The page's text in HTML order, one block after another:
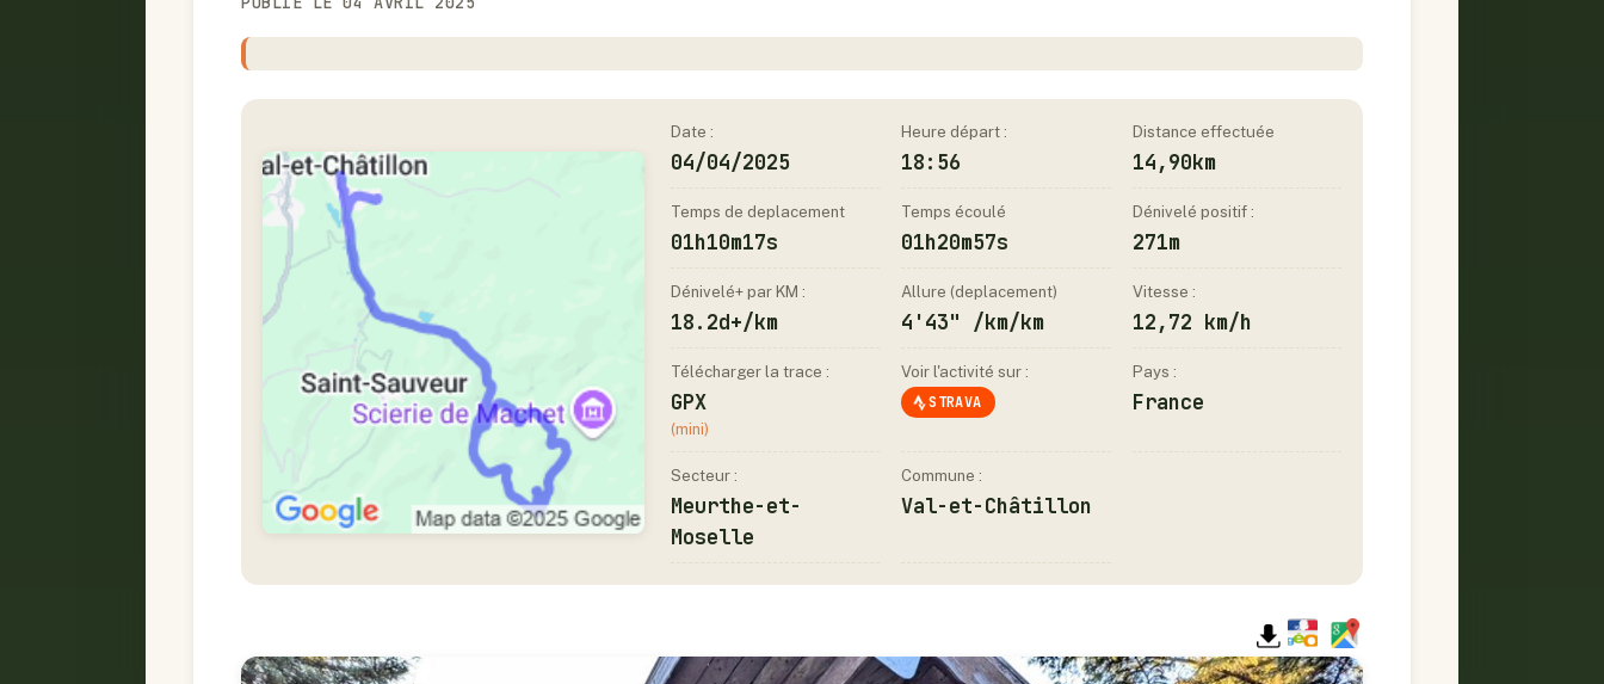
Date :
04/04/2025
Heure départ :
18:56
Distance effectuée
14,90km
Temps de deplacement
01h10m17s
Temps écoulé
01h20m57s
Dénivelé positif :
271m
Dénivelé+ par KM :
18.2d+/km
Allure (deplacement)
4'43" /km/km
Vitesse :
12,72 km/h
Télécharger la trace :
GPX
(mini)
Voir l'activité sur :
STRAVA
Pays :
France
Secteur :
Meurthe-et-
Moselle
Commune :
Val-et-Châtillon